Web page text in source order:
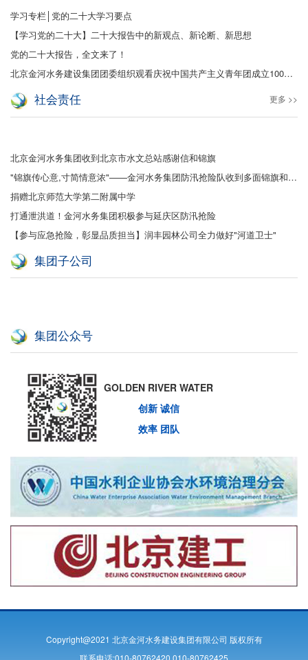
学习专栏│党的二十大学习要点
【学习党的二十大】二十大报告中的新观点、新论断、新思想
党的二十大报告，全文来了！
北京金河水务建设集团团委组织观看庆祝中国共产主义青年团成立100周年大会
社会责任 更多 >>
北京金河水务集团收到北京市水文总站感谢信和锦旗
"锦旗传心意,寸简情意浓"——金河水务集团防汛抢险队收到多面锦旗和感谢信
捐赠北京师范大学第二附属中学
打通泄洪道！金河水务集团积极参与延庆区防汛抢险
【参与应急抢险，彰显品质担当】润丰园林公司全力做好"河道卫士"
集团子公司
集团公众号
GOLDEN RIVER WATER
创新 诚信
效率 团队
Copyright@2021 北京金河水务建设集团有限公司 版权所有